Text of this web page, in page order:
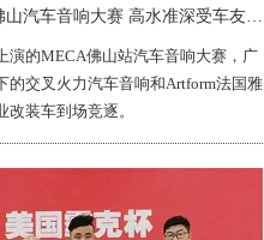
广州酷派战队助力MECA佛山汽车音响大赛 高水准深受车友认定
演的MECA佛山站汽车音响大赛，广
的交叉火力汽车音响和Artform法国雅
装车到场竞逐。